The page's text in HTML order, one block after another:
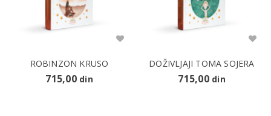
ROBINZON KRUSO
715,00 din
DOŽIVLJAJI TOMA SOJERA
715,00 din